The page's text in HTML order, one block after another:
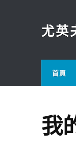
尤英
首頁
我